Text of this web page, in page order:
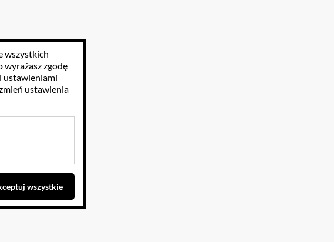
wszystkich
wyrażasz zgodę
ustawieniami
ustawienia
wszystkie